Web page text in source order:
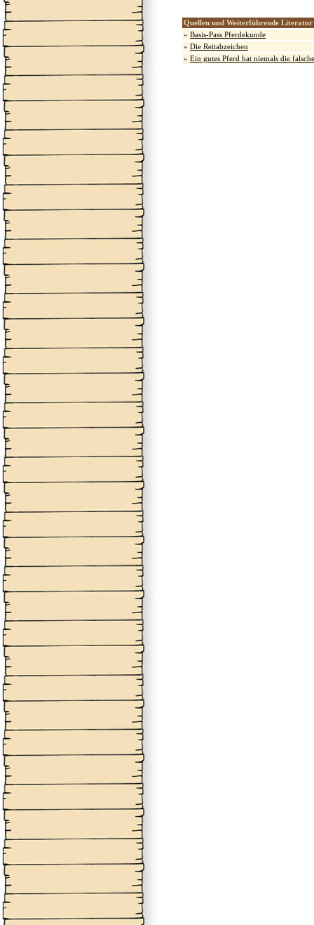
Quellen und Weiterführende Literatur
» Basis-Pass Pferdekunde
» Die Reitabzeichen
» Ein gutes Pferd hat niemals die